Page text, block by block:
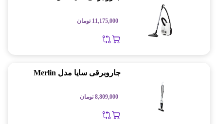
11,175,000 تومان
جاروبرقی سایا مدل Merlin
8,809,000 تومان